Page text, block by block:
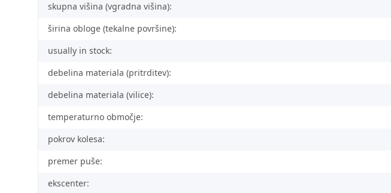
skupna višina (vgradna višina):
širina obloge (tekalne površine):
usually in stock:
debelina materiala (pritrditev):
debelina materiala (vilice):
temperaturno območje:
pokrov kolesa:
premer puše:
ekscenter: